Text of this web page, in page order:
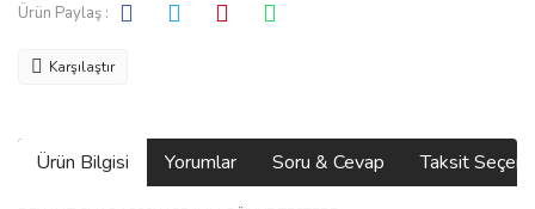
Ürün Paylaş :
Karşılaştır
Ürün Bilgisi Yorumlar Soru & Cevap Taksit